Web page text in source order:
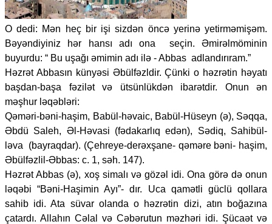
O dedi: Mən heç bir işi sizdən öncə yerinə yetirməmişəm.
Bəyəndiyiniz hər hansı adı ona seçin. Əmirəlmöminin
buyurdu: “ Bu uşağı əmimin adı ilə - Abbas adlandırıram.”
Həzrət Abbasın künyəsi Əbülfəzldir. Çünki o həzrətin həyatı
başdan-başa fəzilət və ütsünlükdən ibarətdir. Onun ən
məşhur ləqəbləri:
Qəməri-bəni-haşim, Babül-həvaic, Babül-Hüseyn (ə), Səqqa,
Əbdü Saleh, Əl-Həvasi (fədakarlıq edən), Sədiq, Sahibül-
ləva (bayraqdar). (Çehreye-derəxşane- qəməre bəni- haşim,
Əbülfəzlil-Əbbas: c. 1, səh. 147).
Həzrət Abbas (ə), xoş simalı və gözəl idi. Ona görə də onun
ləqəbi “Bəni-Haşimin Ayı”- dır. Uca qamətli güclü qollara
sahib idi. Ata süvar olanda o həzrətin dizi, atın boğazına
çatardı. Allahın Cəlal və Cəbərutun məzhəri idi. Şücaət və